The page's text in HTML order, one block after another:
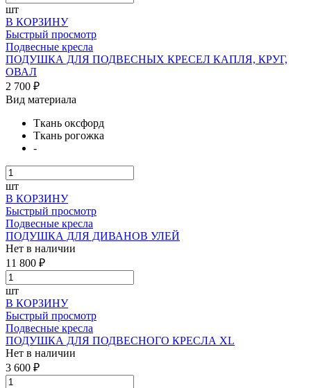
шт
В КОРЗИНУ
Быстрый просмотр
Подвесные кресла
ПОДУШКА ДЛЯ ПОДВЕСНЫХ КРЕСЕЛ КАПЛЯ, КРУГ,
ОВАЛ
2 700 ₽
Вид материала
Ткань оксфорд
Ткань рогожка
-
шт
В КОРЗИНУ
Быстрый просмотр
Подвесные кресла
ПОДУШКА ДЛЯ ДИВАНОВ УЛЕЙ
Нет в наличии
11 800 ₽
шт
В КОРЗИНУ
Быстрый просмотр
Подвесные кресла
ПОДУШКА ДЛЯ ПОДВЕСНОГО КРЕСЛА XL
Нет в наличии
3 600 ₽